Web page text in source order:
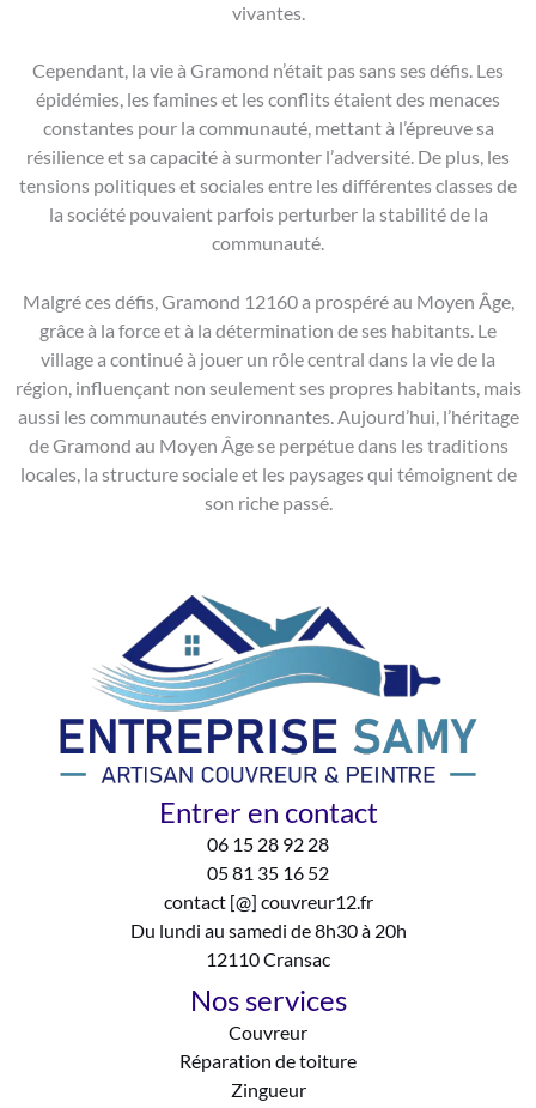
vivantes.
Cependant, la vie à Gramond n’était pas sans ses défis. Les
épidémies, les famines et les conflits étaient des menaces
constantes pour la communauté, mettant à l’épreuve sa
résilience et sa capacité à surmonter l’adversité. De plus, les
tensions politiques et sociales entre les différentes classes de
la société pouvaient parfois perturber la stabilité de la
communauté.
Malgré ces défis, Gramond 12160 a prospéré au Moyen Âge,
grâce à la force et à la détermination de ses habitants. Le
village a continué à jouer un rôle central dans la vie de la
région, influençant non seulement ses propres habitants, mais
aussi les communautés environnantes. Aujourd’hui, l’héritage
de Gramond au Moyen Âge se perpétue dans les traditions
locales, la structure sociale et les paysages qui témoignent de
son riche passé.
Entrer en contact
06 15 28 92 28
05 81 35 16 52
contact [@] couvreur12.fr
Du lundi au samedi de 8h30 à 20h
12110 Cransac
Nos services
Couvreur
Réparation de toiture
Zingueur